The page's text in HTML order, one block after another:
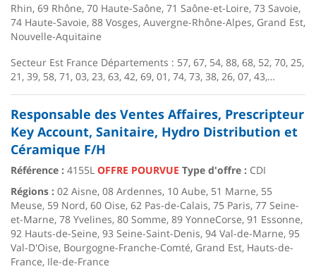
Rhin, 69 Rhône, 70 Haute-Saône, 71 Saône-et-Loire, 73 Savoie,
74 Haute-Savoie, 88 Vosges, Auvergne-Rhône-Alpes, Grand Est,
Nouvelle-Aquitaine
Secteur Est France Départements : 57, 67, 54, 88, 68, 52, 70, 25,
21, 39, 58, 71, 03, 23, 63, 42, 69, 01, 74, 73, 38, 26, 07, 43,…
Responsable des Ventes Affaires, Prescripteur
Key Account, Sanitaire, Hydro Distribution et
Céramique F/H
Référence : 4155L OFFRE POURVUE Type d'offre : CDI
Régions : 02 Aisne, 08 Ardennes, 10 Aube, 51 Marne, 55
Meuse, 59 Nord, 60 Oise, 62 Pas-de-Calais, 75 Paris, 77 Seine-
et-Marne, 78 Yvelines, 80 Somme, 89 YonneCorse, 91 Essonne,
92 Hauts-de-Seine, 93 Seine-Saint-Denis, 94 Val-de-Marne, 95
Val-D'Oise, Bourgogne-Franche-Comté, Grand Est, Hauts-de-
France, Ile-de-France